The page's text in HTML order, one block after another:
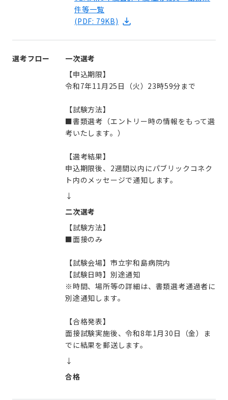
件等一覧
(PDF: 79KB)
選考フロー
一次選考
【申込期限】
令和7年11月25日（火）23時59分まで
【試験方法】
■書類選考（エントリー時の情報をもって選
考いたします。）
【選考結果】
申込期限後、2週間以内にパブリックコネク
ト内のメッセージで通知します。
↓
二次選考
【試験方法】
■面接のみ
【試験会場】市立宇和島病院内
【試験日時】別途通知
※時間、場所等の詳細は、書類選考通過者に
別途通知します。
【合格発表】
面接試験実施後、令和8年1月30日（金）ま
でに結果を郵送します。
↓
合格